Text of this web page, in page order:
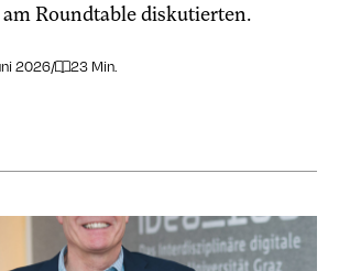
Roundtable diskutierten.
2026/ 23 Min.